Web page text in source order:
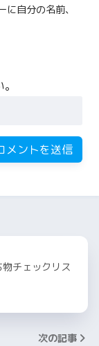
自分の名前、
物チェックリス
次の記事